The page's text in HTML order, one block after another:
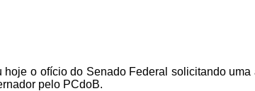
o ofício do Senado Federal solicitando
pelo PCdoB.